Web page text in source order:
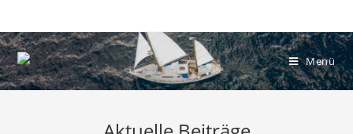
Inhalt
springen
Menü